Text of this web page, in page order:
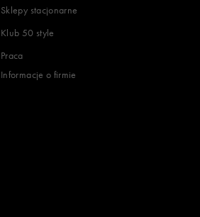
Sklepy stacjonarne
Klub 50 style
Praca
Informacje o firmie